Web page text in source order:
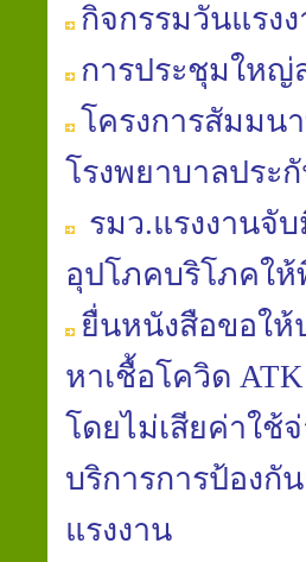
กิจกรรมวันแรง
การประชุมใหญ่
โครงการสัมมน
โรงพยาบาลประ
รมว.แรงงานจั
อุปโภคบริโภคให้
ยื่นหนังสือขอให้
หาเชื้อโควิด
โดยไม่เสียค่าใช้
บริการการป้องกั
แรงงาน